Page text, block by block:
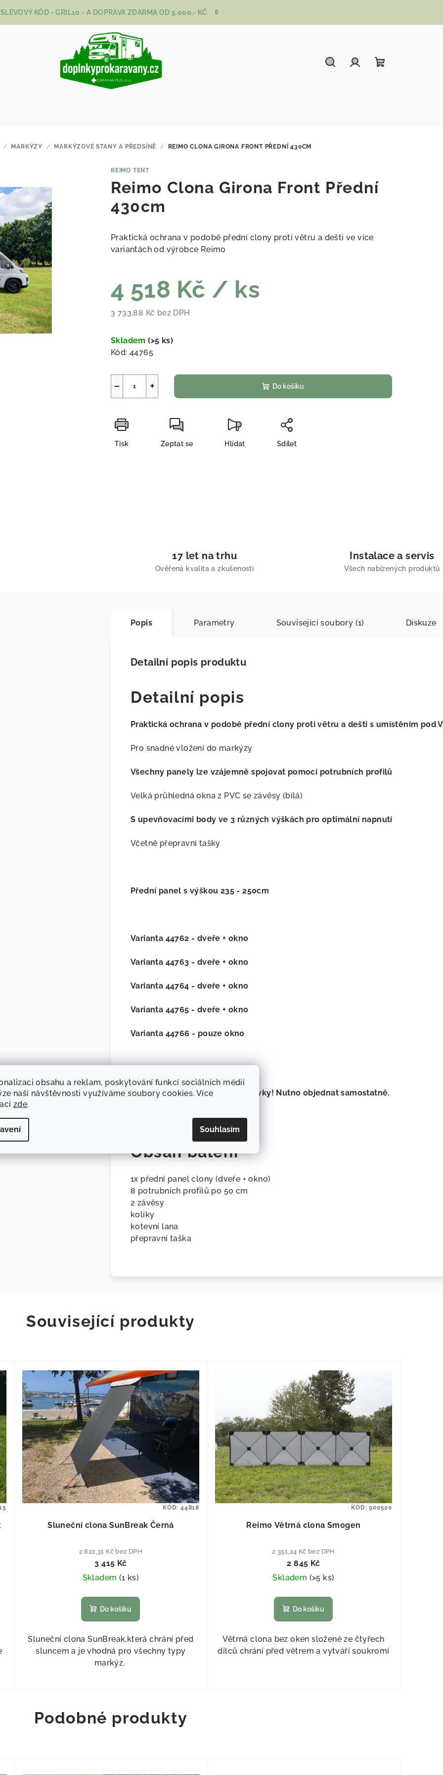
obsahu a reklam, poskytování funkcí sociálních médií
naší návštěvnosti využíváme soubory cookies. Více
zde.
Souhlasím
SLEVOVÝ KÓD - GRIL10 - A DOPRAVA ZDARMA OD 5.000,- KČ
/ MARKÝZY / MARKÝZOVÉ STANY A PŘEDSÍNĚ / REIMO CLONA GIRONA FRONT PŘEDNÍ 430CM
REIMO TENT
Reimo Clona Girona Front Přední
430cm
Praktická ochrana v podobě přední clony proti větru a dešti ve více
variantách od výrobce Reimo
4 518 Kč / ks
3 733,88 Kč bez DPH
Skladem(>5 ks)
Kód: 44765
+
− Do košíku
Tisk Zeptat se Hlídat Sdílet
17 let na trhu
Ověřená kvalita a zkušenosti
Instalace a servis
Všech nabízených produktů
Popis Parametry Související soubory (1) Diskuze
Detailní popis produktu
Detailní popis
Praktická ochrana v podobě přední clony proti větru a dešti s umístěním pod
Pro snadné vložení do markýzy
Všechny panely lze vzájemně spojovat pomocí potrubních profilů
Velká průhledná okna z PVC se závěsy (bílá)
S upevňovacími body ve 3 různých výškách pro optimální napnutí
Včetně přepravní tašky
Přední panel s výškou 235 - 250cm
Varianta 44762 - dveře + okno
Varianta 44763 - dveře + okno
Varianta 44764 - dveře + okno
Varianta 44765 - dveře + okno
Varianta 44766 - pouze okno
Napínací tyč není součástí dodávky! Nutno objednat samostatně.
Obsah balení
1x přední panel clony (dveře + okno)
8 potrubních profilů po 50 cm
2 závěsy
kolíky
kotevní lana
přepravní taška
Související produkty
Sluneční clona SunBreak Černá
2 822,31 Kč bez DPH
3 415 Kč
Skladem (1 ks)
Do košíku
Sluneční clona SunBreak,která chrání před
sluncem a je vhodná pro všechny typy
markýz.
KÓD: 44818
Reimo Větrná clona Smogen
2 351,24 Kč bez DPH
2 845 Kč
Skladem (>5 ks)
Do košíku
Větrná clona bez oken složené ze čtyřech
dílců chrání před větrem a vytváří soukromí
KÓD:900520
Podobné produkty